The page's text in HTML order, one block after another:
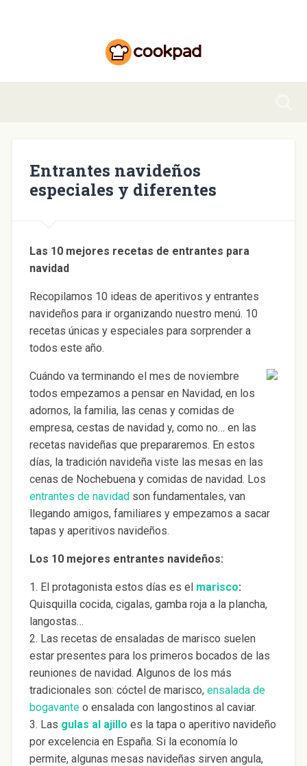
Entrantes navideños
especiales y diferentes
Las 10 mejores recetas de entrantes para
navidad
Recopilamos 10 ideas de aperitivos y entrantes
navideños para ir organizando nuestro menú. 10
recetas únicas y especiales para sorprender a
todos este año.
Cuándo va terminando el mes de noviembre
todos empezamos a pensar en Navidad, en los
adornos, la familia, las cenas y comidas de
empresa, cestas de navidad y, como no… en las
recetas navideñas que prepararemos. En estos
días, la tradición navideña viste las mesas en las
cenas de Nochebuena y comidas de navidad. Los
entrantes de navidadson fundamentales, van
llegando amigos, familiares y empezamos a sacar
tapas y aperitivos navideños.
Los 10 mejores entrantes navideños:
1. El protagonista estos días es el marisco:
Quisquilla cocida, cigalas, gamba roja a la plancha,
langostas…
2. Las recetas de ensaladas de marisco suelen
estar presentes para los primeros bocados de las
reuniones de navidad. Algunos de los más
tradicionales son: cóctel de marisco, ensalada de
bogavanteo ensalada con langostinos al caviar.
3. Las gulas al ajillo es la tapa o aperitivo navideño
por excelencia en España. Si la economía lo
permite, algunas mesas navideñas sirven angula,